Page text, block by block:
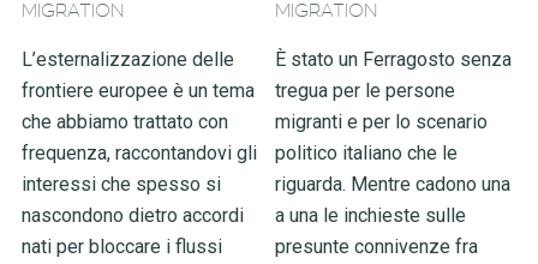
MIGRATION
L’esternalizzazione delle
frontiere europee è un tema
che abbiamo trattato con
frequenza, raccontandovi gli
interessi che spesso si
nascondono dietro accordi
nati per bloccare i flussi
MIGRATION
È stato un Ferragosto senza
tregua per le persone
migranti e per lo scenario
politico italiano che le
riguarda. Mentre cadono una
a una le inchieste sulle
presunte connivenze fra